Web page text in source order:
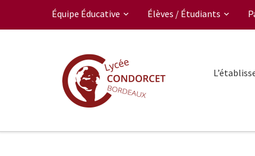
Équipe Éducative Élèves / Étudiants